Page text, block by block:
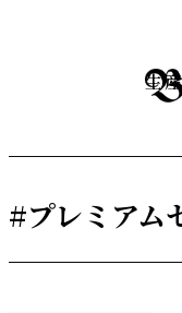
生
#プレミアム